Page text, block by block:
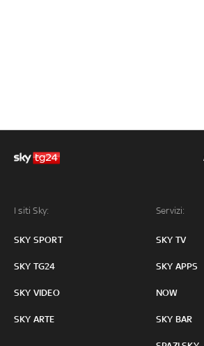
I siti Sky:
SKY SPORT
SKY TG24
SKY VIDEO
SKY ARTE
Servizi:
SKY TV
SKY APPS
NOW
SKY BAR